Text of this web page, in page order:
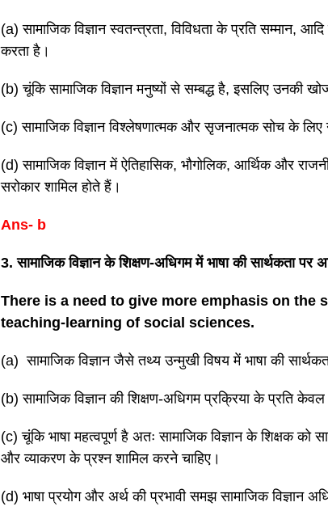
(a) सामाजिक विज्ञान स्वतन्त्रता, विविधता के प्रति सम्मान, आदि
करता है।
(b) चूंकि सामाजिक विज्ञान मनुष्यों से सम्बद्ध है, इसलिए उनकी
(c) सामाजिक विज्ञान विश्लेषणात्मक और सृजनात्मक सोच के लिए
(d) सामाजिक विज्ञान में ऐतिहासिक, भौगोलिक, आर्थिक और
सरोकार शामिल होते हैं।
Ans- b
3. सामाजिक विज्ञान के शिक्षण-अधिगम में भाषा की सार्थकता
There is a need to give more emphasis on the
teaching-learning of social sciences.
(a) सामाजिक विज्ञान जैसे तथ्य उन्मुखी विषय में भाषा की
(b) सामाजिक विज्ञान की शिक्षण-अधिगम प्रक्रिया के प्रति
(c) चूंकि भाषा महत्वपूर्ण है अतः सामाजिक विज्ञान के शिक्षक को
और व्याकरण के प्रश्न शामिल करने चाहिए।
(d) भाषा प्रयोग और अर्थ की प्रभावी समझ सामाजिक विज्ञान